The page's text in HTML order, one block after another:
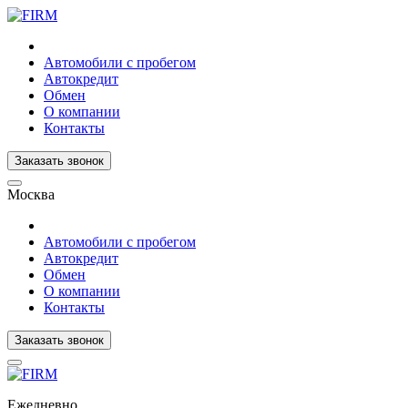
Автомобили с пробегом
Автокредит
Обмен
О компании
Контакты
Заказать звонок
Москва
Автомобили с пробегом
Автокредит
Обмен
О компании
Контакты
Заказать звонок
Ежедневно